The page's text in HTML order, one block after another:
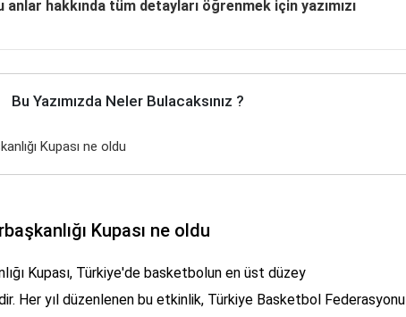
hakkında tüm detayları öğrenmek için yazımızı
Bu Yazımızda Neler Bulacaksınız ?
Kupası ne oldu
Kupası ne oldu
Kupası, Türkiye'de basketbolun en üst düzey
Her yıl düzenlenen bu etkinlik, Türkiye Basketbol Federasyonu